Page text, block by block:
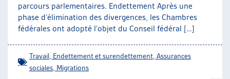
parcours parlementaires. Endettement Après une
phase d’élimination des divergences, les Chambres
fédérales ont adopté l’objet du Conseil fédéral […]
Travail Endettement et surendettement Assurances
sociales Migrations